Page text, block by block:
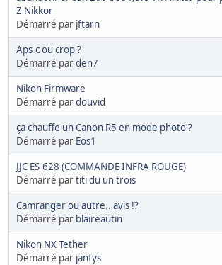
Z Nikkor
Démarré par jftarn
Aps-c ou crop ?
Démarré parden7
Nikon Firmware
Démarré pardouvid
ça chauffe un Canon R5 en mode photo ?
Démarré par Eos1
JJC ES-628 (COMMANDE INFRA ROUGE)
Démarré partiti du un trois
Camranger ou autre.. avis !?
Démarré par blaireautin
Nikon NX Tether
Démarré par janfys